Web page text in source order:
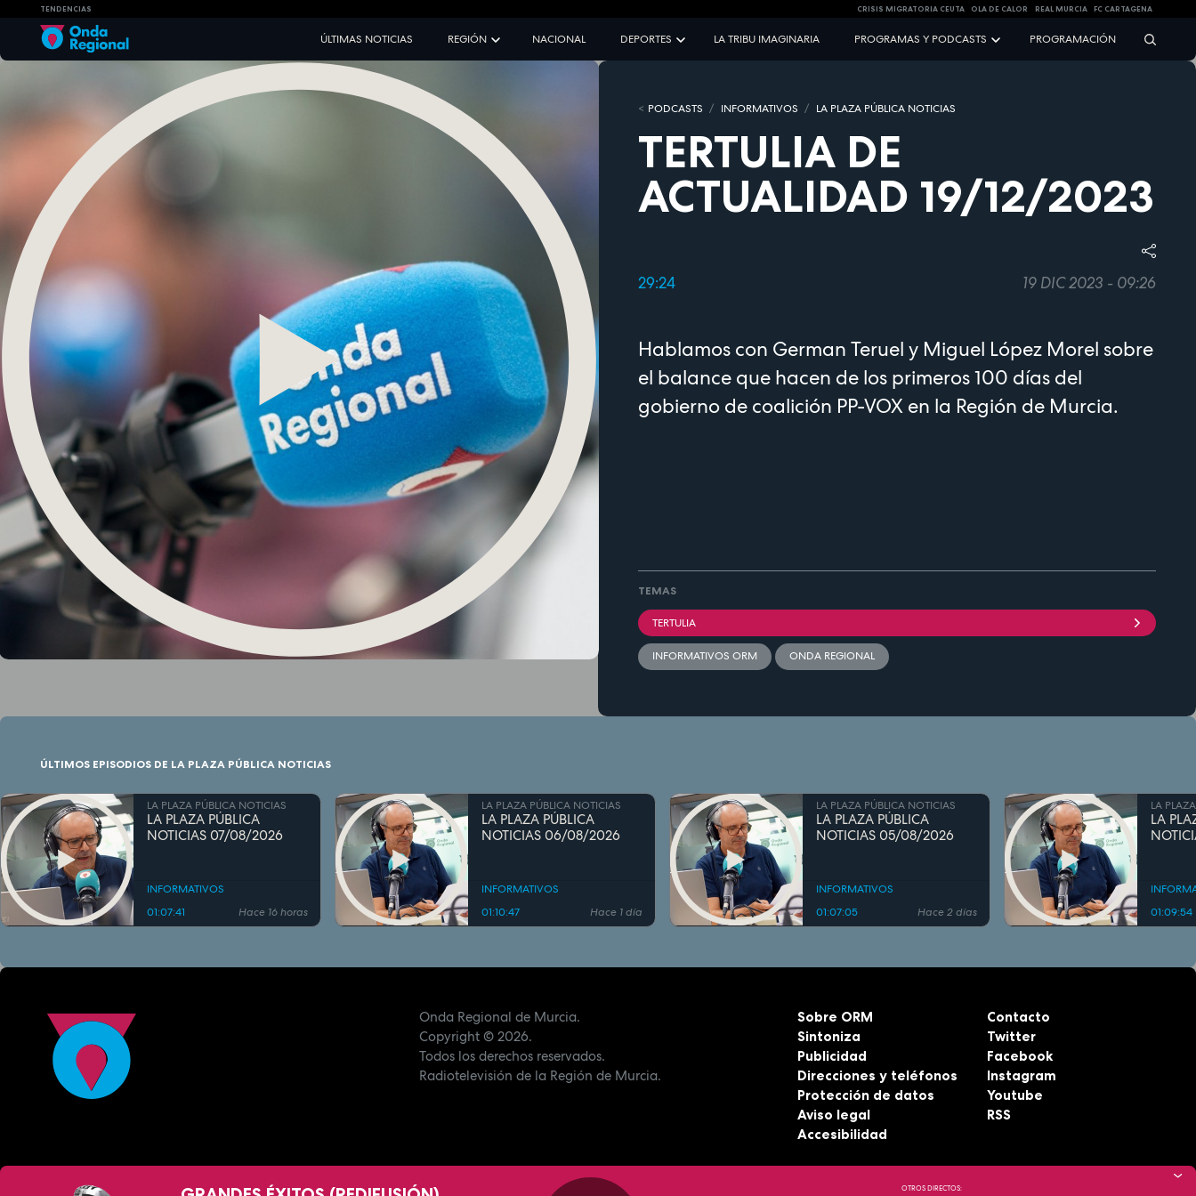
TENDENCIAS CRISIS MIGRATORIA CEUTA OLA DE CALOR REAL MURCIA FC CARTAGENA
ÚLTIMAS NOTICIAS REGIÓN NACIONAL DEPORTES LA TRIBU IMAGINARIA PROGRAMAS Y PODCASTS PROGRAMACIÓN
PODCASTS INFORMATIVOS LA PLAZA PÚBLICA NOTICIAS
TERTULIA DE
ACTUALIDAD 19/12/2023
29:24 19 DIC 2023 - 09:26
Hablamos con German Teruel y Miguel López Morel sobre
el balance que hacen de los primeros 100 días del
gobierno de coalición PP-VOX en la Región de Murcia.
TEMAS
TERTULIA
INFORMATIVOS ORM ONDA REGIONAL
ÚLTIMOS EPISODIOS DE LA PLAZA PÚBLICA NOTICIAS
LA PLAZA PÚBLICA NOTICIAS
LA PLAZA PÚBLICA
NOTICIAS 07/08/2026
INFORMATIVOS
01:07:41
Hace 16 horas
LA PLAZA PÚBLICA NOTICIAS
LA PLAZA PÚBLICA
NOTICIAS 06/08/2026
INFORMATIVOS
01:10:47
Hace 1 día
LA PLAZA PÚBLICA NOTICIAS
LA PLAZA PÚBLICA
NOTICIAS 05/08/2026
INFORMATIVOS
01:07:05
Hace 2 días
LA
LA
01:09:54
Onda Regional de Murcia.
Copyright© 2026.
Todos los derechos reservados.
Radiotelevisión de la Región de Murcia.
Sobre ORM
Sintoniza
Publicidad
Direcciones y teléfonos
Protección de datos
Aviso legal
Accesibilidad
Contacto
Twitter
Facebook
Instagram
Youtube
RSS
OTROS DIRECTOS: